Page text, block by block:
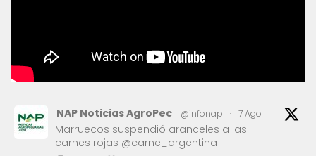
NAP Noticias AgroPec @infonap · 7 Ago
Marruecos suspendió aranceles a las
carnes rojas @carne_argentina